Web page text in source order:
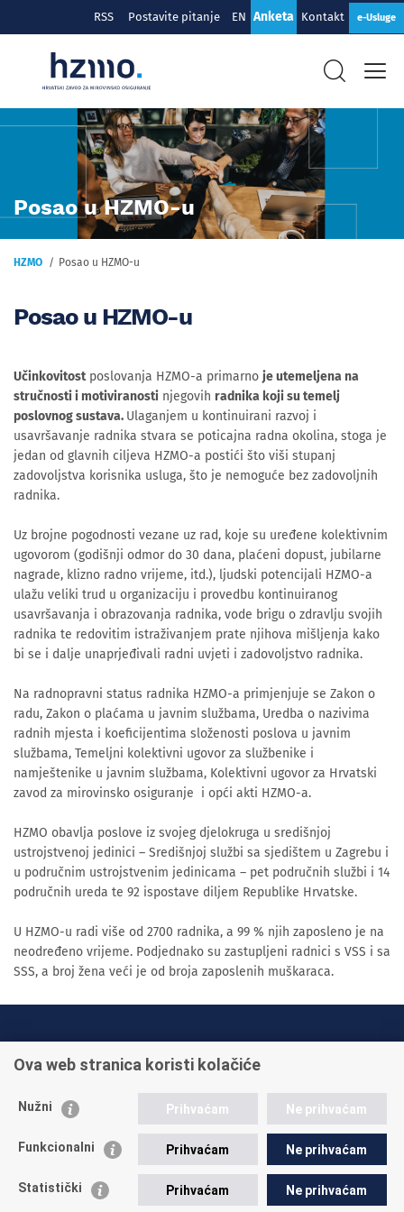
RSS Postavite pitanje EN Anketa Kontakt e-Usluge
Posao u HZMO-u
HZMO Posao u HZMO-u
Posao u HZMO-u
Učinkovitostposlovanja HZMO-a primarno je utemeljena na
stručnosti i motiviranosti njegovih radnika koji su temelj
poslovnog sustava. Ulaganjem u kontinuirani razvoj i
usavršavanje radnika stvara se poticajna radna okolina, stoga je
jedan od glavnih ciljeva HZMO-a postići što viši stupanj
zadovoljstva korisnika usluga, što je nemoguće bez zadovoljnih
radnika.
Uz brojne pogodnosti vezane uz rad, koje su uređene kolektivnim
ugovorom (godišnji odmor do 30 dana, plaćeni dopust, jubilarne
nagrade, klizno radno vrijeme, itd.), ljudski potencijali HZMO-a
ulažu veliki trud u organizaciju i provedbu kontinuiranog
usavršavanja i obrazovanja radnika, vode brigu o zdravlju svojih
radnika te redovitim istraživanjem prate njihova mišljenja kako
bi se i dalje unaprjeđivali radni uvjeti i zadovoljstvo radnika.
Na radnopravni status radnika HZMO-a primjenjuje se Zakon o
radu, Zakon o plaćama u javnim službama, Uredba o nazivima
radnih mjesta i koeficijentima složenosti poslova u javnim
službama, Temeljni kolektivni ugovor za službenike i
namještenike u javnim službama, Kolektivni ugovor za Hrvatski
zavod za mirovinsko osiguranje i opći akti HZMO-a.
HZMO obavlja poslove iz svojeg djelokruga u središnjoj
ustrojstvenoj jedinici – Središnjoj službi sa sjedištem u Zagrebu i
u područnim ustrojstvenim jedinicama – pet područnih službi i 14
područnih ureda te 92 ispostave diljem Republike Hrvatske.
U HZMO-u radi više od 2700 radnika, a 99 % njih zaposleno je na
neodređeno vrijeme. Podjednako su zastupljeni radnici s VSS i sa
SSS, a broj žena veći je od broja zaposlenih muškaraca.
+385 1 45 95 011
Postavite pitanje
Ova web stranica koristi kolačiće
Nužni Prihvaćam Ne prihvaćam
Funkcionalni Prihvaćam Ne prihvaćam
Statistički Prihvaćam Ne prihvaćam